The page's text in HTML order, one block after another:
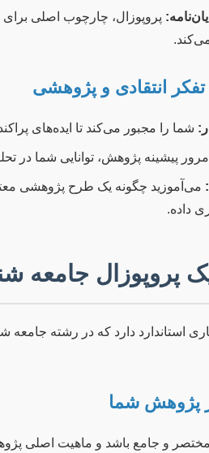
پروپوزال، چارچوب اصلی برای
انتقادی و پژوهشی
شما را مجبور می‌کند تا ایده‌های
مرور پیشینه پژوهش، توانایی شما در
می‌آموزید چگونه یک طرح پژوهشی معتبر
داده.
پروپوزال جامعه
استاندارد دارد که در رشته
و جامع باشد و ماهیت اصلی